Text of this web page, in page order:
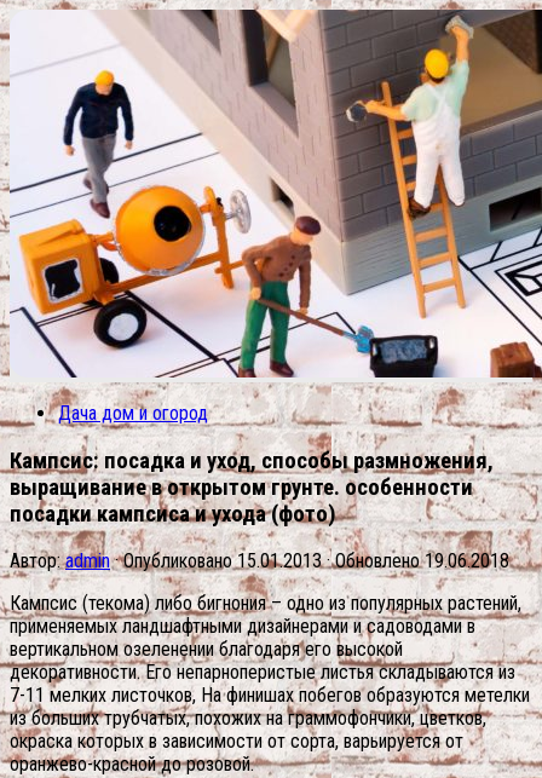
Дача дом и огород
Кампсис: посадка и уход, способы размножения,
выращивание в открытом грунте. особенности
посадки кампсиса и ухода (фото)
Автор:admin · Опубликовано15.01.2013· Обновлено19.06.2018
Кампсис (текома) либо бигнония – одно из популярных растений,
применяемых ландшафтными дизайнерами и садоводами в
вертикальном озеленении благодаря его высокой
декоративности. Его непарноперистые листья складываются из
7-11 мелких листочков, На финишах побегов образуются метелки
из больших трубчатых, похожих на граммофончики, цветков,
окраска которых в зависимости от сорта, варьируется от
оранжево-красной до розовой.